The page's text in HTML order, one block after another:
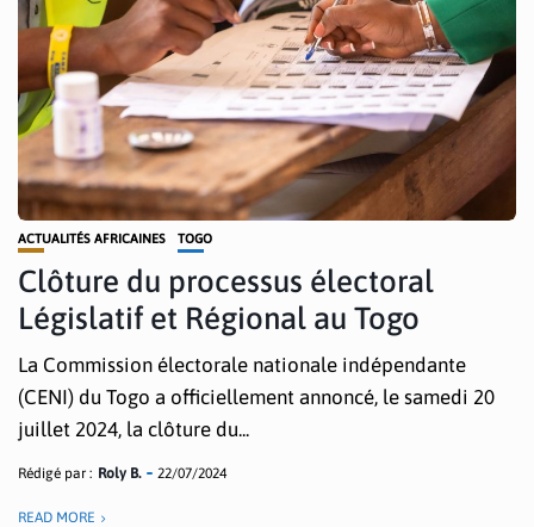
ACTUALITÉS AFRICAINES TOGO
Clôture du processus électoral
Législatif et Régional au Togo
La Commission électorale nationale indépendante
(CENI) du Togo a officiellement annoncé, le samedi 20
juillet 2024, la clôture du...
Rédigé par : Roly B. 22/07/2024
READ MORE